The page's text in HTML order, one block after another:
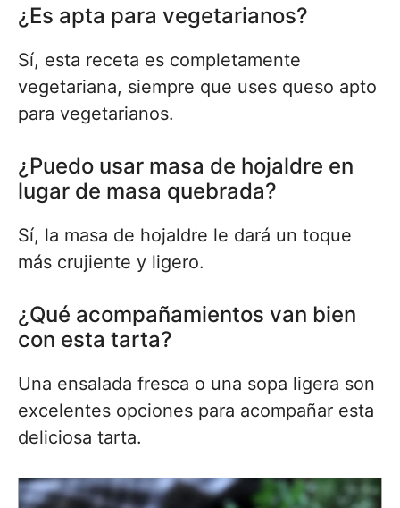
¿Es apta para vegetarianos?
Sí, esta receta es completamente
vegetariana, siempre que uses queso apto
para vegetarianos.
¿Puedo usar masa de hojaldre en
lugar de masa quebrada?
Sí, la masa de hojaldre le dará un toque
más crujiente y ligero.
¿Qué acompañamientos van bien
con esta tarta?
Una ensalada fresca o una sopa ligera son
excelentes opciones para acompañar esta
deliciosa tarta.